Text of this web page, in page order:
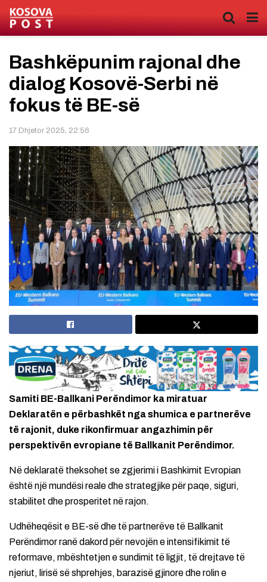
Bashkëpunim rajonal dhe
dialog Kosovë-Serbi në
fokus të BE-së
17 Dhjetor 2025, 22:56
Samiti BE-Ballkani Perëndimor ka miratuar
Deklaratën e përbashkët nga shumica e partnerëve
të rajonit, duke rikonfirmuar angazhimin për
perspektivën evropiane të Ballkanit Perëndimor.
Në deklaratë theksohet se zgjerimi i Bashkimit Evropian
është një mundësi reale dhe strategjike për paqe, siguri,
stabilitet dhe prosperitet në rajon.
Udhëheqësit e BE-së dhe të partnerëve të Ballkanit
Perëndimor ranë dakord për nevojën e intensifikimit të
reformave, mbështetjen e sundimit të ligjit, të drejtave të
njeriut, lirisë së shprehjes, barazisë gjinore dhe rolin e